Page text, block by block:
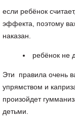
если ребёнок
эффекта, поэтому
наказан.
ребёнок не
Эти правила очень
упрямством и
произойдет
детьми.